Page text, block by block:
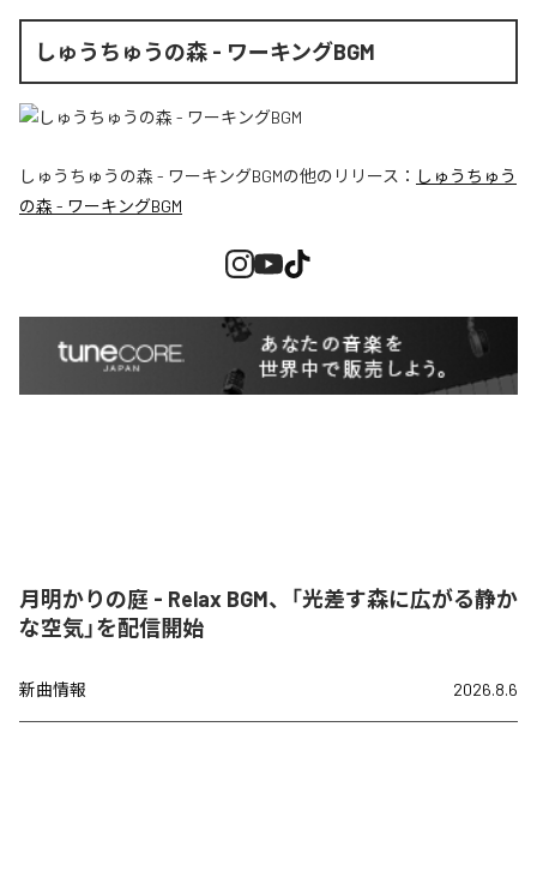
しゅうちゅうの森 - ワーキングBGM
しゅうちゅうの森 - ワーキングBGMの他のリリース： しゅうちゅう
の森 - ワーキングBGM
月明かりの庭 - Relax BGM、「光差す森に広がる静か
な空気」を配信開始
新曲情報 2026.8.6